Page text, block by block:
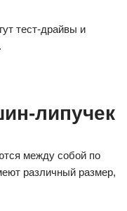
тест-драйвы и
липучек
между собой по
различный размер,